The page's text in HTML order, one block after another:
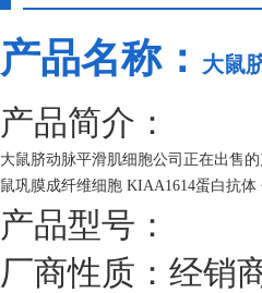
产品名称： 大鼠
产品简介：
大鼠脐动脉平滑肌细胞公司正在出售
鼠巩膜成纤维细胞 KIAA1614蛋白抗
产品型号：
厂商性质：经销